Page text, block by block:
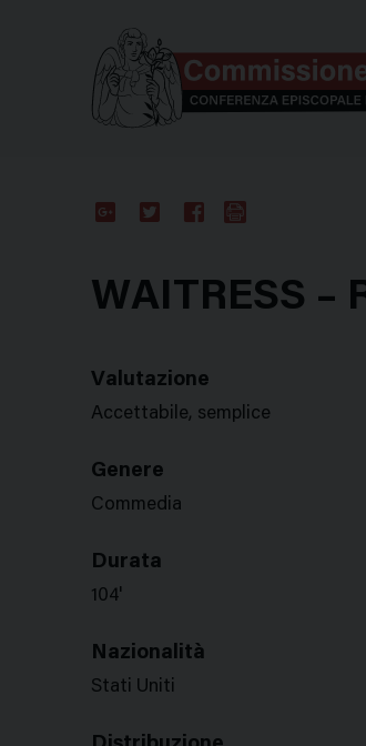
WAITRESS –
Valutazione
Accettabile, semplice
Genere
Commedia
Durata
104'
Nazionalità
Stati Uniti